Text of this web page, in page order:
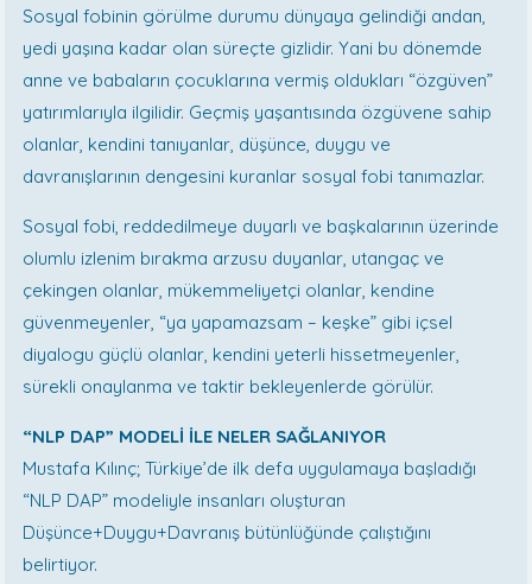
Sosyal fobinin görülme durumu dünyaya gelindiği andan,
yedi yaşına kadar olan süreçte gizlidir. Yani bu dönemde
anne ve babaların çocuklarına vermiş oldukları “özgüven”
yatırımlarıyla ilgilidir. Geçmiş yaşantısında özgüvene sahip
olanlar, kendini tanıyanlar, düşünce, duygu ve
davranışlarının dengesini kuranlar sosyal fobi tanımazlar.
Sosyal fobi, reddedilmeye duyarlı ve başkalarının üzerinde
olumlu izlenim bırakma arzusu duyanlar, utangaç ve
çekingen olanlar, mükemmeliyetçi olanlar, kendine
güvenmeyenler, “ya yapamazsam – keşke” gibi içsel
diyalogu güçlü olanlar, kendini yeterli hissetmeyenler,
sürekli onaylanma ve taktir bekleyenlerde görülür.
“NLP DAP” MODELİ İLE NELER SAĞLANIYOR
Mustafa Kılınç; Türkiye’de ilk defa uygulamaya başladığı
“NLP DAP” modeliyle insanları oluşturan
Düşünce+Duygu+Davranış bütünlüğünde çalıştığını
belirtiyor.